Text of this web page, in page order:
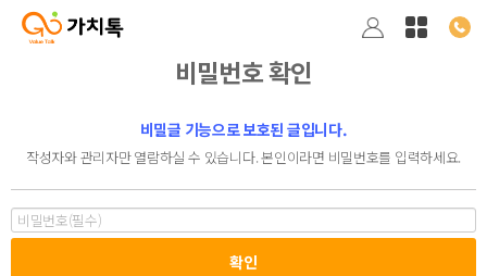
비밀번호 확인
비밀글 기능으로 보호된 글입니다.
작성자와 관리자만 열람하실 수 있습니다. 본인이라면 비밀번호를 입력하세요.